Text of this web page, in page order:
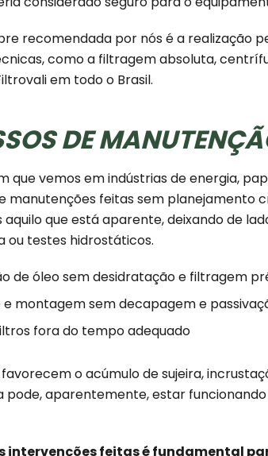
recomendada por nós é a realização
como a filtragem absoluta,
em todo o Brasil.
DE
que vemos em indústrias de energia,
manutenções feitas sem planejamento
que está aparente, deixando de
ou testes hidrostáticos.
de óleo sem desidratação e filtragem
e montagem sem decapagem e
fora do tempo adequado
favorecem o acúmulo de sujeira,
pode, aparentemente, estar
intervenções feitas é fundamental